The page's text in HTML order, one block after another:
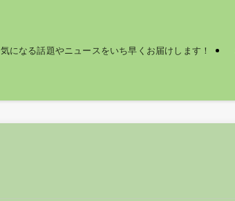
気になる話題やニュースをいち早くお届けします！